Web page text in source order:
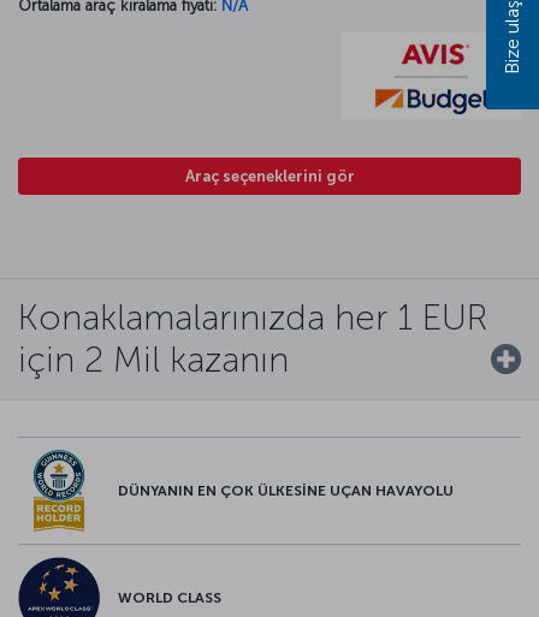
Ortalama araç kiralama fiyatı: N/A
Araç seçeneklerini gör
Konaklamalarınızda her 1 EUR
için 2 Mil kazanın
DÜNYANIN EN ÇOK ÜLKESİNE UÇAN HAVAYOLU
WORLD CLASS
Bize ulaşın